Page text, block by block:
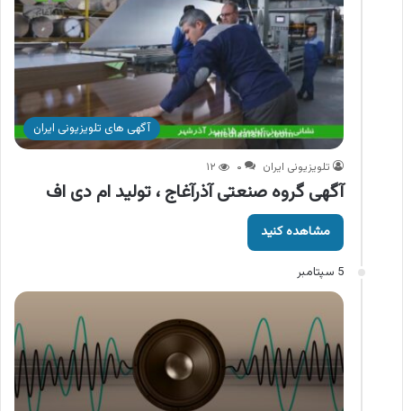
آگهی های تلویزیونی ایران
تلویزیونی ایران ۰ ۱۲
آگهی گروه صنعتی آذرآغاج ، تولید ام دی اف
مشاهده کنید
5 سپتامبر